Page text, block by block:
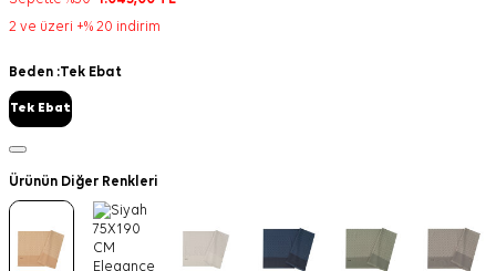
2 ve üzeri +% 20 indirim
Beden :Tek Ebat
Tek Ebat
Ürünün Diğer Renkleri